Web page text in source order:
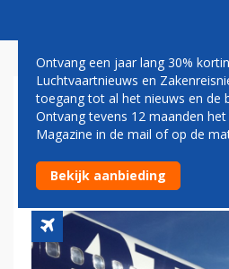
WEBWINKEL
VERDUBBELT
VIA ATLAS AIR
Ontvang een jaar lang 30%
Luchtvaartnieuws en
toegang tot al het nieuws en de
Ontvang tevens 12 maanden
Magazine in de mail of op de
Bekijk aanbieding